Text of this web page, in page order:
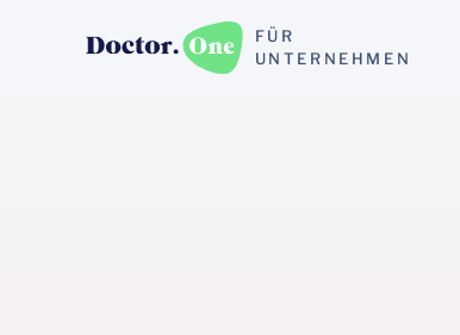
FÜR
UNTERNEHMEN